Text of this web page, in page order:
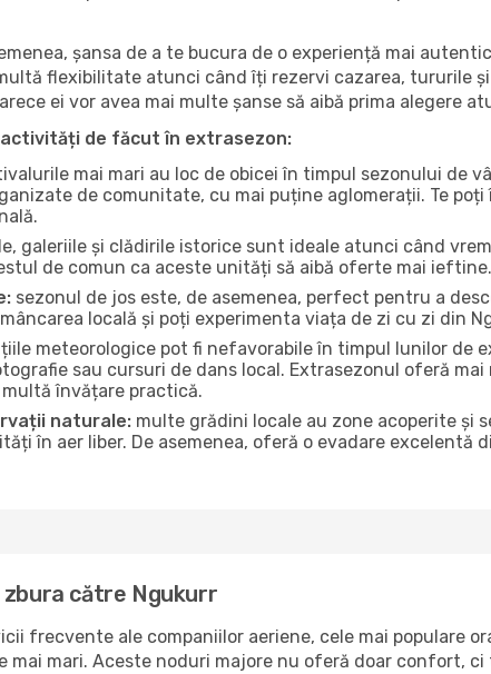
șansa de a te bucura de o experiență mai
flexibilitate atunci când îți rezervi cazarea, tururile
ei vor avea mai multe șanse să aibă prima alegere
de făcut în extrasezon:
mai mari au loc de obicei în timpul sezonului de
de comunitate, cu mai puține aglomerații. Te
galeriile și clădirile istorice sunt ideale atunci când
de comun ca aceste unități să aibă oferte mai ieftine.
sezonul de jos este, de asemenea, perfect pentru a
locală și poți experimenta viața de zi cu zi din
meteorologice pot fi nefavorabile în timpul lunilor de
sau cursuri de dans local. Extrasezonul oferă
multă învățare practică.
naturale: multe grădini locale au zone acoperite și
în aer liber. De asemenea, oferă o evadare excelentă
către Ngukurr
frecvente ale companiilor aeriene, cele mai populare
mai mari. Aceste noduri majore nu oferă doar confort,